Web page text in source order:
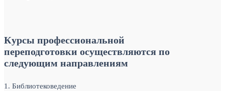
Курсы профессиональной
переподготовки осуществляются по
следующим направлениям
1. Библиотековедение